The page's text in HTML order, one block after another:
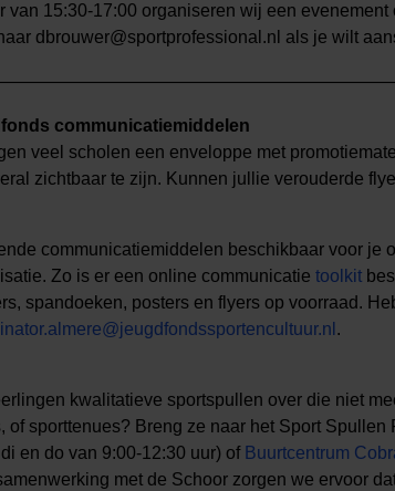
van 15:30-17:00 organiseren wij een
dbrouwer@sportprofessional.nl als je wilt
communicatiemiddelen
veel scholen een enveloppe met
zichtbaar te zijn. Kunnen jullie verouderde
communicatiemiddelen beschikbaar voor je
Zo is er een online communicatie toolkit
spandoeken, posters en flyers op voorraad.
.
kwalitatieve sportspullen over die niet
of sporttenues? Breng ze naar het Sport Spullen
en do van 9:00-12:30 uur) of Buurtcentrum
met de Schoor zorgen we ervoor